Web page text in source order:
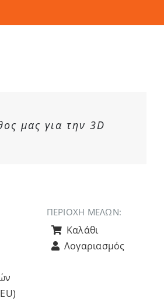
μας για την 3D
ΠΕΡΙΟΧΉ ΜΕΛΏΝ:
Καλάθι
Λογαριασμός